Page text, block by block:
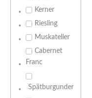
Kerner
Riesling
Muskateller
Cabernet
Franc
Spätburgunder